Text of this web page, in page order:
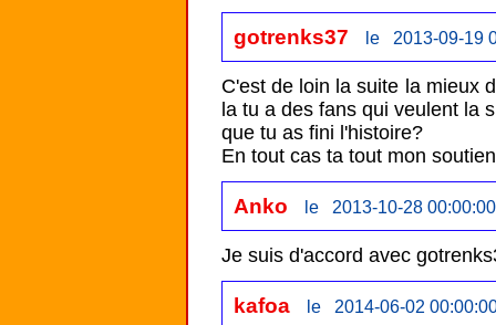
gotrenks37 le 2013-09-19
C'est de loin la suite la mieux
la tu a des fans qui veulent la
que tu as fini l'histoire?
Anko le 2013-10-28 00:00:00
Je suis d'accord avec
kafoa le 2014-06-02